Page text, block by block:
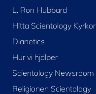
L. Ron Hubbard
Hitta Scientology Kyrkor
Dianetics
Hur vi hjälper
Scientology Newsroom
Religionen Scientology